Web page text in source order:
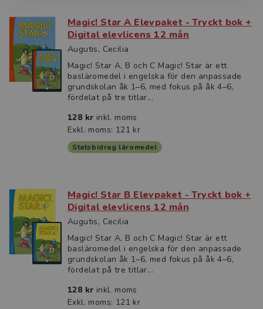
Magic! Star A Elevpaket - Tryckt bok +
Digital elevlicens 12 mån
Augutis, Cecilia
Magic! Star A, B och C Magic! Star är ett
basläromedel i engelska för den anpassade
grundskolan åk 1–6, med fokus på åk 4–6,
fördelat på tre titlar...
128 kr inkl. moms
Exkl. moms: 121 kr
Statsbidrag läromedel
Magic! Star B Elevpaket - Tryckt bok +
Digital elevlicens 12 mån
Augutis, Cecilia
Magic! Star A, B och C Magic! Star är ett
basläromedel i engelska för den anpassade
grundskolan åk 1–6, med fokus på åk 4–6,
fördelat på tre titlar...
128 kr inkl. moms
Exkl. moms: 121 kr